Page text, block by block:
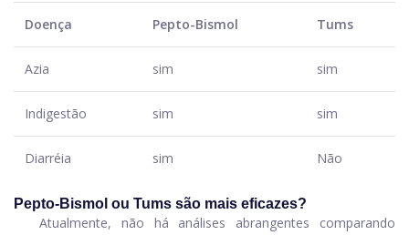
Doença Pepto-Bismol Tums
Azia sim sim
Indigestão sim sim
Diarréia sim Não
Pepto-Bismol ou Tums são mais eficazes?
Atualmente, não há análises abrangentes comparando